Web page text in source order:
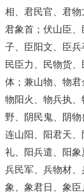
相、君民官、君物
君象首；伏山臣
子、臣阳文、臣兵
民臣力、民物货
体；兼山物、物君
物阳火、物兵执
野、阴民鬼、阴物
连山阳、阳君天
礼、阳兵遣、阳象
兵民军、兵物材
象、象君日、象臣